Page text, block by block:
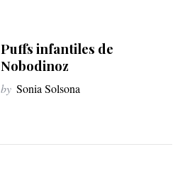
Puffs infantiles de
Nobodinoz
by Sonia Solsona